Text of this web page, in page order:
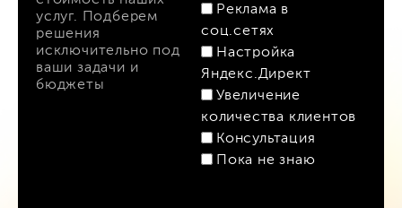
услуг. Подберем
решения
исключительно под
ваши задачи и
бюджеты
Реклама в
соц.сетях
Настройка
Яндекс.Директ
Увеличение
количества клиентов
Консультация
Пока не знаю